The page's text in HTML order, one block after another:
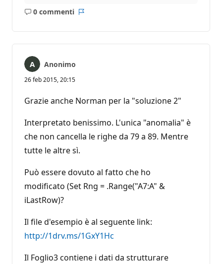
0 commenti
Nessun
Report
Anonimo
26 feb 2015, 20:15
Grazie anche Norman per la "soluzione 2"
Interpretato benissimo. L'unica "anomalia" è
che non cancella le righe da 79 a 89. Mentre
tutte le altre sì.
Può essere dovuto al fatto che ho
modificato (Set Rng = .Range("A7:A" &
iLastRow)?
Il file d'esempio è al seguente link:
http://1drv.ms/1GxY1Hc
Il Foglio3 contiene i dati da strutturare